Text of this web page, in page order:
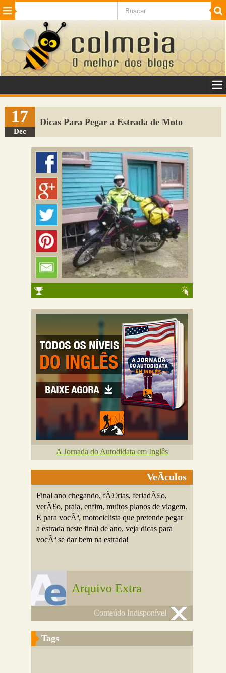
Beleza Cinema e TV
Internet Jogos NotÃ­cias SaÃºde
VeÃ­culos Adulto
Sugerir Link
Adicionar Blog
Colmeia Exchange
Perguntas Frequentes
17
Dec
Dicas Para Pegar a Estrada de Moto
A Jornada do Autodidata em Inglês
VeÃ­culos
Final ano chegando, fÃ©rias, feriadÃ£o,
verÃ£o, praia, enfim, muitos planos de viagem.
E para vocÃª, motociclista que pretende pegar
a estrada neste final de ano, veja dicas para
vocÃª se dar bem na estrada!
Arquivo Extra
Conteúdo Indisponível
Tags